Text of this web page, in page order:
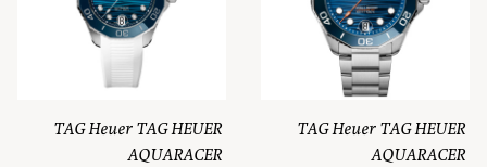
TAG Heuer TAG HEUER
AQUARACER
TAG Heuer TAG HEUER
AQUARACER